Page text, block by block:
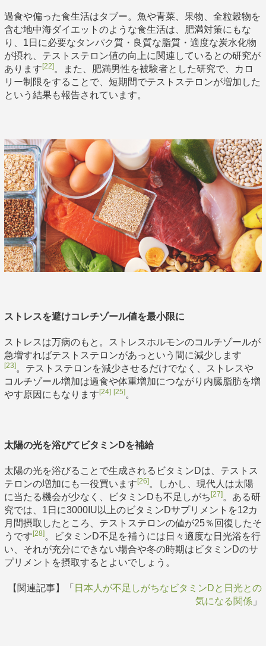
過食や偏った食生活はタブー。魚や青菜、果物、全粒穀物を
含む地中海ダイエットのような食生活は、肥満対策にもな
り、1日に必要なタンパク質・良質な脂質・適度な炭水化物
が摂れ、テストステロン値の向上に関連しているとの研究が
あります[22]。また、肥満男性を被験者とした研究で、カロ
リー制限をすることで、短期間でテストステロンが増加した
という結果も報告されています。
ストレスを避けコレチゾール値を最小限に
ストレスは万病のもと。ストレスホルモンのコルチゾールが
急増すればテストステロンがあっという間に減少します
[23]。テストステロンを減少させるだけでなく、ストレスや
コルチゾール増加は過食や体重増加につながり内臓脂肪を増
やす原因にもなります[24] [25]。
太陽の光を浴びてビタミンDを補給
太陽の光を浴びることで生成されるビタミンDは、テストス
テロンの増加にも一役買います [26]。しかし、現代人は太陽
に当たる機会が少なく、ビタミンDも不足しがち [27]。ある研
究では、1日に3000IU以上のビタミンDサプリメントを12カ
月間摂取したところ、テストステロンの値が25％回復したそ
うです [28]。ビタミンD不足を補うには日々適度な日光浴を行
い、それが充分にできない場合や冬の時期はビタミンDのサ
プリメントを摂取するとよいでしょう。
【関連記事】「 日本人が不足しがちなビタミンDと日光との
気になる関係 」